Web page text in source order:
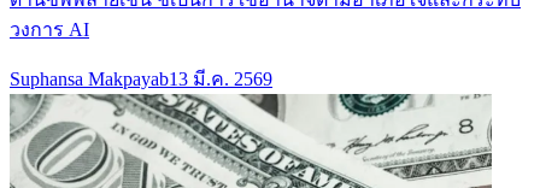
วงการ AI
Suphansa Makpayab13 มี.ค. 2569